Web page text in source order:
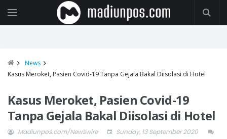
News
Kasus Meroket, Pasien Covid-19 Tanpa Gejala Bakal Diisolasi di Hotel
Kasus Meroket, Pasien Covid-19
Tanpa Gejala Bakal Diisolasi di Hotel
Madiunpos.com/Newswire Sunday, 13 September 2020